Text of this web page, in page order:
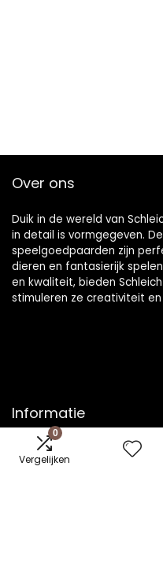
0
Vergelijken
Over ons
Duik in de wereld van
in detail is vormgegeven.
speelgoedpaarden zijn
dieren en fantasierijk
en kwaliteit, bieden
stimuleren ze creativiteit
Informatie
Contact